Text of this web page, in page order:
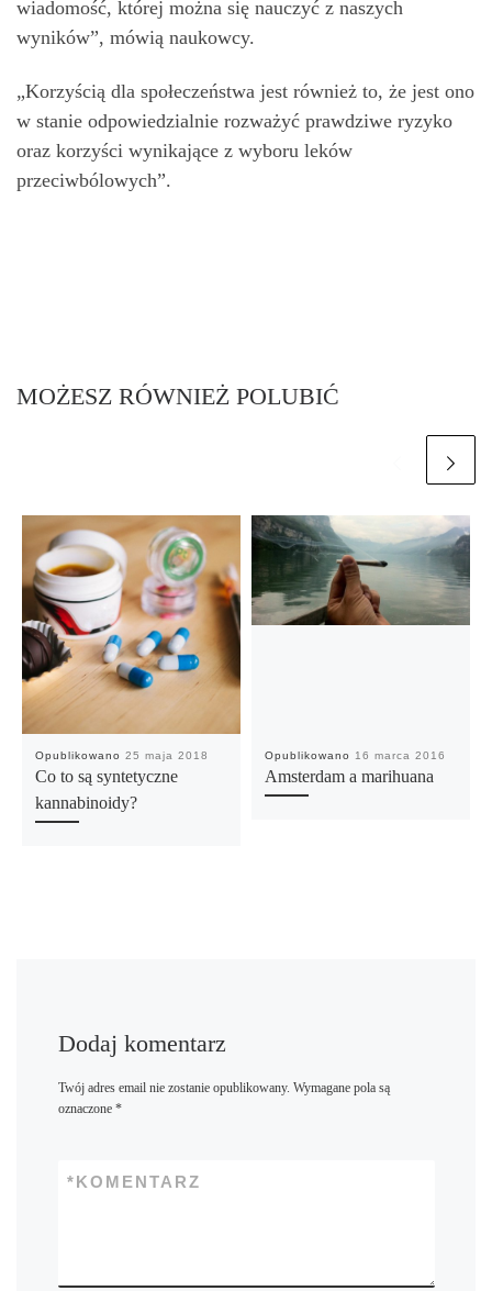
wiadomość, której można się nauczyć z naszych
wyników”, mówią naukowcy.
„Korzyścią dla społeczeństwa jest również to, że jest ono
w stanie odpowiedzialnie rozważyć prawdziwe ryzyko
oraz korzyści wynikające z wyboru leków
przeciwbólowych”.
MOŻESZ RÓWNIEŻ POLUBIĆ
Opublikowano 25 maja 2018
Co to są syntetyczne
kannabinoidy?
Opublikowano 16 marca 2016
Amsterdam a marihuana
Dodaj komentarz
Twój adres email nie zostanie opublikowany. Wymagane pola są
oznaczone *
KOMENTARZ
*